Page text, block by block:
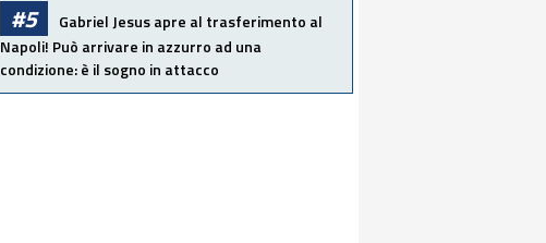
#5
Gabriel Jesus apre al trasferimento al
Napoli! Può arrivare in azzurro ad una
condizione: è il sogno in attacco